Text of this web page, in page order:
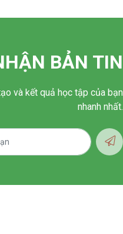
BẢN TIN
và kết quả học tập của bạn
nhanh nhất.